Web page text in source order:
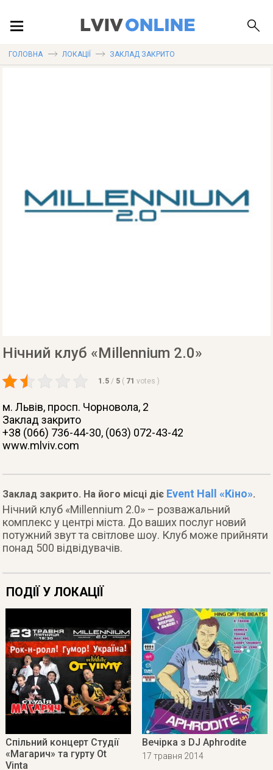
ДОВІДКА
ГОЛОВНА ЛОКАЦІЇ ЗАКЛАД ЗАКРИТО
Нічний клуб «Millennium 2.0»
1.5 / 5 ( 71 votes )
м. Львів, просп. Чорновола, 2
Заклад закрито
+38 (066) 736-44-30, (063) 072-43-42
www.mlviv.com
Заклад закрито. На його місці діє Event Hall «Кіно».
Нічний клуб «Millennium 2.0» – розважальний
комплекс у центрі міста. До ваших послуг новий
потужний звут та світлове шоу. Клуб може прийняти
понад 500 відвідувачів.
ПОДІЇ У ЛОКАЦІЇ
Спільний концерт Студії
«Магарич» та гурту Ot
Vinta
Вечірка з DJ Aphrodite
17 травня 2014